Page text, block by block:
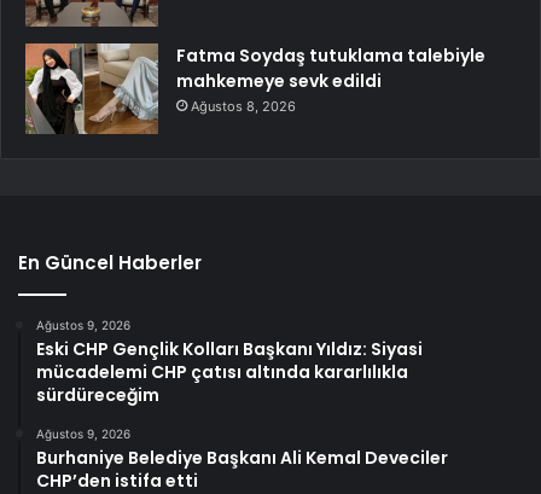
Fatma Soydaş tutuklama talebiyle
mahkemeye sevk edildi
Ağustos 8, 2026
En Güncel Haberler
Ağustos 9, 2026
Eski CHP Gençlik Kolları Başkanı Yıldız: Siyasi
mücadelemi CHP çatısı altında kararlılıkla
sürdüreceğim
Ağustos 9, 2026
Burhaniye Belediye Başkanı Ali Kemal Deveciler
CHP’den istifa etti